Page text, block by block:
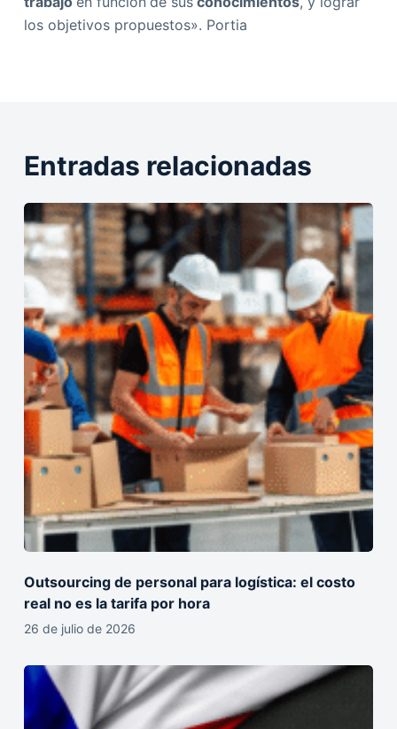
los objetivos propuestos». Portia
Entradas relacionadas
Outsourcing de personal para logística: el costo
real no es la tarifa por hora
26 de julio de 2026